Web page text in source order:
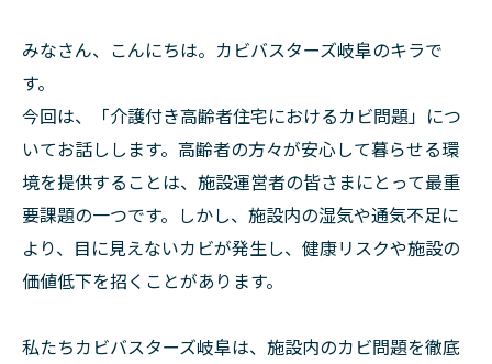
みなさん、こんにちは。カビバスターズ岐阜のキラで
す。
今回は、「介護付き高齢者住宅におけるカビ問題」につ
いてお話しします。高齢者の方々が安心して暮らせる環
境を提供することは、施設運営者の皆さまにとって最重
要課題の一つです。しかし、施設内の湿気や通気不足に
より、目に見えないカビが発生し、健康リスクや施設の
価値低下を招くことがあります。
私たちカビバスターズ岐阜は、施設内のカビ問題を徹底